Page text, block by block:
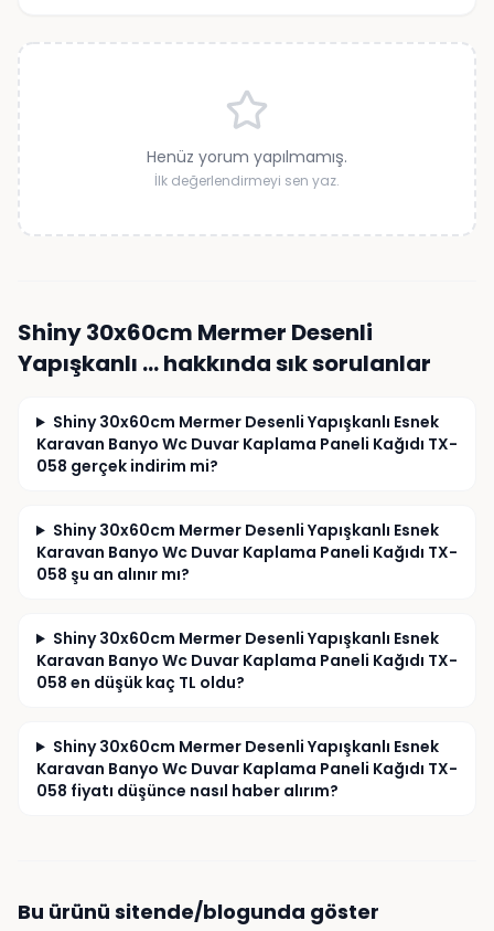
Henüz yorum yapılmamış.
İlk değerlendirmeyi sen yaz.
Shiny 30x60cm Mermer Desenli
Yapışkanlı …hakkında sık sorulanlar
Shiny 30x60cm Mermer Desenli Yapışkanlı Esnek
Karavan Banyo Wc Duvar Kaplama Paneli Kağıdı TX-
058 gerçek indirim mi?
Shiny 30x60cm Mermer Desenli Yapışkanlı Esnek
Karavan Banyo Wc Duvar Kaplama Paneli Kağıdı TX-
058 şu an alınır mı?
Shiny 30x60cm Mermer Desenli Yapışkanlı Esnek
Karavan Banyo Wc Duvar Kaplama Paneli Kağıdı TX-
058 en düşük kaç TL oldu?
Shiny 30x60cm Mermer Desenli Yapışkanlı Esnek
Karavan Banyo Wc Duvar Kaplama Paneli Kağıdı TX-
058 fiyatı düşünce nasıl haber alırım?
Bu ürünü sitende/blogunda göster